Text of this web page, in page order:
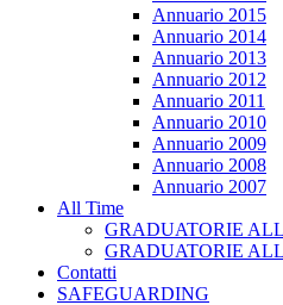
Annuario 2015
Annuario 2014
Annuario 2013
Annuario 2012
Annuario 2011
Annuario 2010
Annuario 2009
Annuario 2008
Annuario 2007
All Time
GRADUATORIE
GRADUATORIE
Contatti
SAFEGUARDING